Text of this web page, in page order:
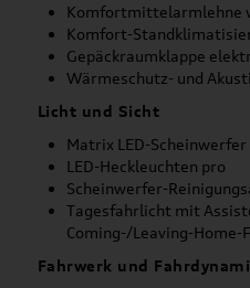
Komfortmittelarmlehne
Komfort-
Gepäckraumklappe
Wärmeschutz- und
Licht und Sicht
Matrix LED-Scheinwerfer
LED-Heckleuchten pro
Scheinwerfer-
Tagesfahrlicht mit
Coming-/Leaving-Home-
Fahrwerk und